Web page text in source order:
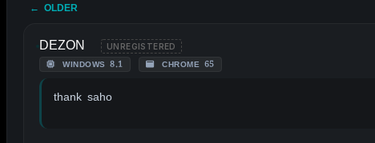
← OLDER
DEZON UNREGISTERED
WINDOWS 8.1 CHROME 65
thank saho